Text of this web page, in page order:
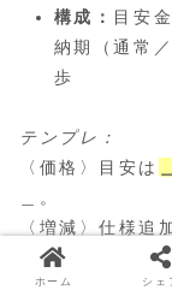
構成： 目安
納期（通常
歩
テンプレ：
〈価格〉目安は
＿。
〈増減〉仕様追
〈納期〉通常＿
否を当日回答。
ホーム シェ